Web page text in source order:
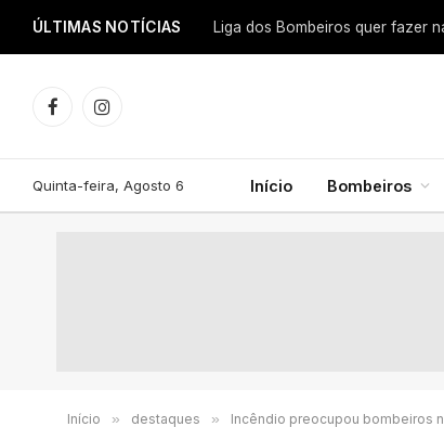
ÚLTIMAS NOTÍCIAS
FacebookInstagram
Quinta-feira, Agosto 6 Início Bombeiros
Início » destaques » Incêndio preocupou bombeiros